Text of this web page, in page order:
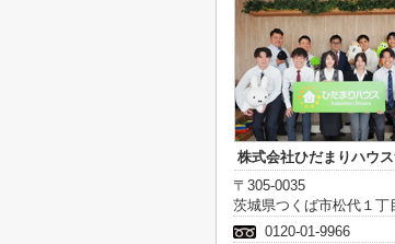
株式会社ひだまりハウ
〒305-0035
茨城県つくば市松代１丁
0120-01-9966